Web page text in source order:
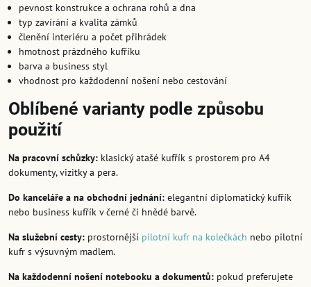
pevnost konstrukce a ochrana rohů a dna
typ zavírání a kvalita zámků
členění interiéru a počet přihrádek
hmotnost prázdného kufříku
barva a business styl
vhodnost pro každodenní nošení nebo cestování
Oblíbené varianty podle způsobu
použití
Na pracovní schůzky: klasický atašé kufřík s prostorem pro A4
dokumenty, vizitky a pera.
Do kanceláře a na obchodní jednání: elegantní diplomatický kufřík
nebo business kufřík v černé či hnědé barvě.
Na služební cesty: prostornější pilotní kufr na kolečkách nebo pilotní
kufr s výsuvným madlem.
Na každodenní nošení notebooku a dokumentů: pokud preferujete